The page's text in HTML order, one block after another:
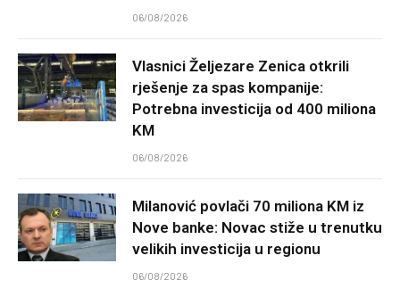
06/08/2026
Vlasnici Željezare Zenica otkrili
rješenje za spas kompanije:
Potrebna investicija od 400 miliona
KM
06/08/2026
Milanović povlači 70 miliona KM iz
Nove banke: Novac stiže u trenutku
velikih investicija u regionu
06/08/2026